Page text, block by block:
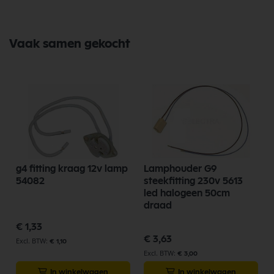
Vaak samen gekocht
g4 fitting kraag 12v lamp
54082
€ 1,33
€ 1,10
In winkelwagen
Lamphouder G9
steekfitting 230v 5613
led halogeen 50cm
draad
€ 3,63
€ 3,00
In winkelwagen